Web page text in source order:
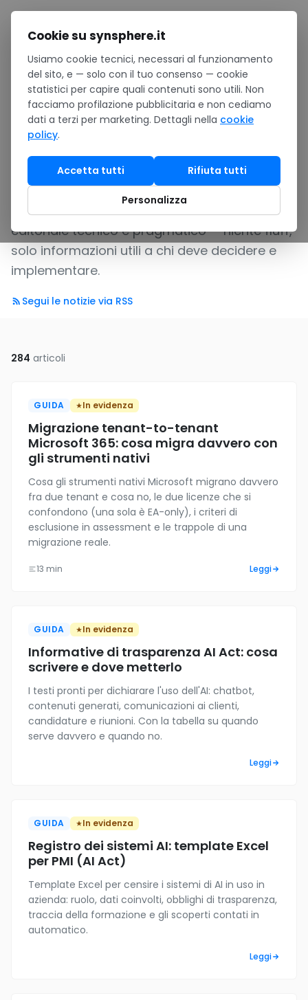
Salta al contenuto
Home / Notizie
Notizie
aggiornamenti prodotto per PMI italiane che
adottano l'ecosistema Microsoft. Articoli
scritti dal nostro team con un approccio
editoriale tecnico e pragmatico — niente fluff,
solo informazioni utili a chi deve decidere e
implementare.
Segui le notizie via RSS
284 articoli
GUIDA In evidenza
Migrazione tenant-to-tenant
Microsoft 365: cosa migra davvero con
gli strumenti nativi
Cosa gli strumenti nativi Microsoft migrano davvero
fra due tenant e cosa no, le due licenze che si
confondono (una sola è EA-only), i criteri di
esclusione in assessment e le trappole di una
migrazione reale.
13 min Leggi
GUIDA In evidenza
Informative di trasparenza AI Act: cosa
scrivere e dove metterlo
I testi pronti per dichiarare l'uso dell'AI: chatbot,
contenuti generati, comunicazioni ai clienti,
candidature e riunioni. Con la tabella su quando
serve davvero e quando no.
Leggi
GUIDA In evidenza
Registro dei sistemi AI: template Excel
per PMI (AI Act)
Template Excel per censire i sistemi di AI in uso in
azienda: ruolo, dati coinvolti, obblighi di trasparenza,
traccia della formazione e gli scoperti contati in
automatico.
Leggi
Cookie su synsphere.it
Usiamo cookie tecnici, necessari al funzionamento
del sito, e — solo con il tuo consenso — cookie
statistici per capire quali contenuti sono utili. Non
facciamo profilazione pubblicitaria e non cediamo
dati a terzi per marketing. Dettagli nella cookie
policy.
Accetta tutti Rifiuta tutti
Personalizza